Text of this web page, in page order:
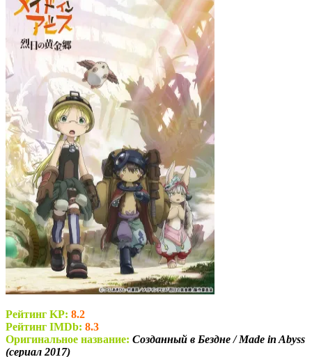
Рейтинг KP: 8.2
Рейтинг IMDb: 8.3
Оригинальное название: Созданный в Бездне / Made in Abyss
(сериал 2017)